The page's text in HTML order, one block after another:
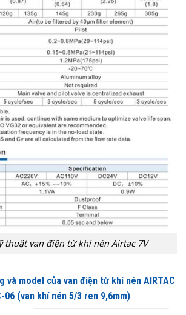
thuật van điện từ khí nén Airtac 7V
và model của van điện từ khí nén AIRTAC
06 (van khí nén 5/3 ren 9,6mm)